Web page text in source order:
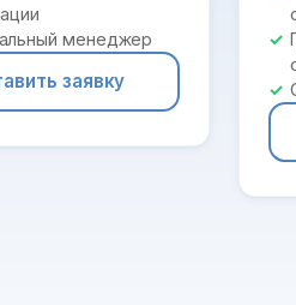
менеджер
заявку